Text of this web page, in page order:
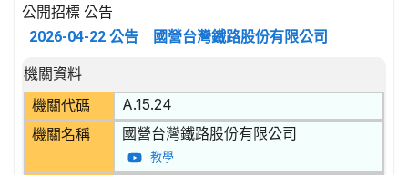
公開招標 公告
2026-04-22 公告 國營台灣鐵路股份有限公司
招標公告詳細內容
機關資料
機關代碼
A.15.24
機關名稱 國營台灣鐵路股份有限公司
教學